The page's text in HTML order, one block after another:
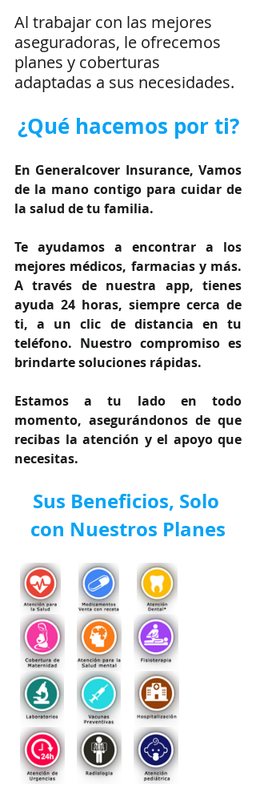
Al trabajar con las mejores
aseguradoras, le ofrecemos
planes y coberturas
adaptadas a sus necesidades.
¿Qué hacemos por ti?
En Generalcover Insurance, Vamos
de la mano contigo para cuidar de
la salud de tu familia.
Te ayudamos a encontrar a los
mejores médicos, farmacias y más.
A través de nuestra app, tienes
ayuda 24 horas, siempre cerca de
ti, a un clic de distancia en tu
teléfono. Nuestro compromiso es
brindarte soluciones rápidas.
Estamos a tu lado en todo
momento, asegurándonos de que
recibas la atención y el apoyo que
necesitas.
Sus Beneficios, Solo
con Nuestros Planes